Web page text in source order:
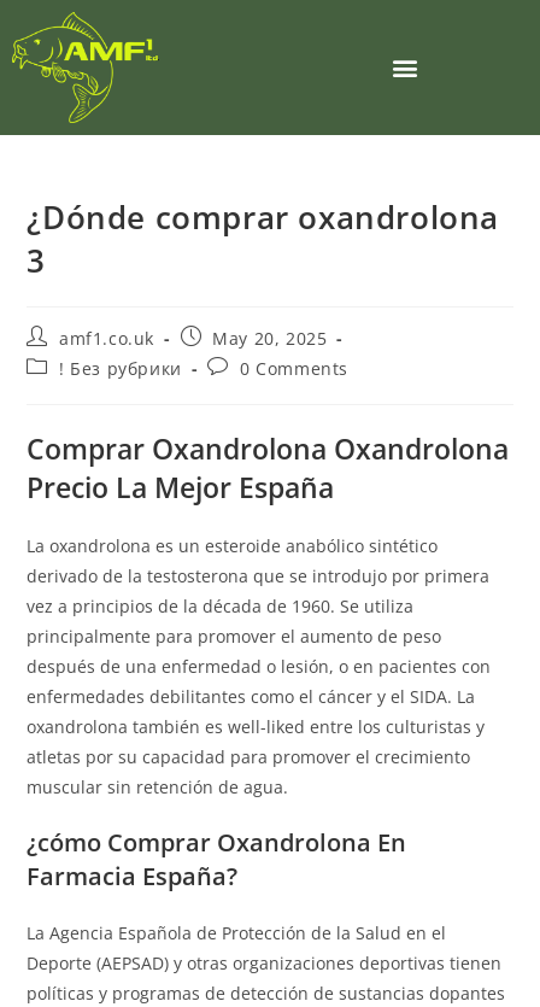
¿Dónde comprar oxandrolona
3
amf1.co.uk
May 20, 2025
! Без рубрики
0 Comments
Comprar Oxandrolona Oxandrolona
Precio La Mejor España
La oxandrolona es un esteroide anabólico sintético
derivado de la testosterona que se introdujo por primera
vez a principios de la década de 1960. Se utiliza
principalmente para promover el aumento de peso
después de una enfermedad o lesión, o en pacientes con
enfermedades debilitantes como el cáncer y el SIDA. La
oxandrolona también es well-liked entre los culturistas y
atletas por su capacidad para promover el crecimiento
muscular sin retención de agua.
¿cómo Comprar Oxandrolona En
Farmacia España?
La Agencia Española de Protección de la Salud en el
Deporte (AEPSAD) y otras organizaciones deportivas tienen
políticas y programas de detección de sustancias dopantes